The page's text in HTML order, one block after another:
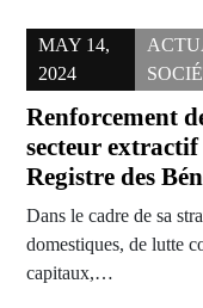
MAY 14,
2024
Renforcement
secteur
Registre des
Dans le cadre de sa
domestiques, de lutte
capitaux,…